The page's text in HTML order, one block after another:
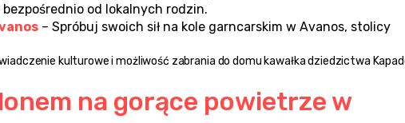
od lokalnych rodzin.
– Spróbuj swoich sił na kole garncarskim w Avanos, stolicy
kulturowe i możliwość zabrania do domu kawałka dziedzictwa
na gorące powietrze w